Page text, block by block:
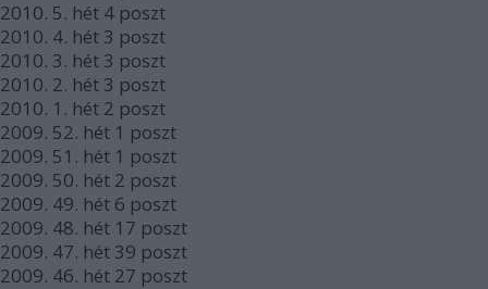
2010. 5. hét 4 poszt
2010. 4. hét 3 poszt
2010. 3. hét 3 poszt
2010. 2. hét 3 poszt
2010. 1. hét 2 poszt
2009. 52. hét 1 poszt
2009. 51. hét 1 poszt
2009. 50. hét 2 poszt
2009. 49. hét 6 poszt
2009. 48. hét 17 poszt
2009. 47. hét 39 poszt
2009. 46. hét 27 poszt